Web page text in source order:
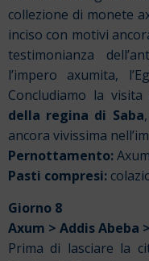
collezione di monete
inciso con motivi
testimonianza
l’impero axumita,
Concludiamo la
della regina di Saba
ancora vivissima
Pernottamento:Axum
Pasti compresi:
Giorno 8
Axum > Addis Abeba
Prima di lasciare la